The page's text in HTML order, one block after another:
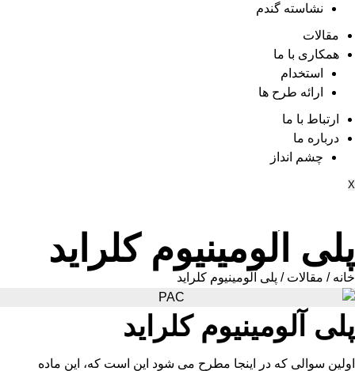
نشاسته گندم
مقالات
همکاری با ما
استخدام
ارائه طرح ها
ارتباط با ما
درباره ما
چشم انداز
X
پلی آلومینیوم کلراید
خانه / مقالات / پلی آلومینیوم کلراید
پلی آلومینیوم کلراید
اولین سوالی که در اینجا مطرح می شود این است که، این ماده